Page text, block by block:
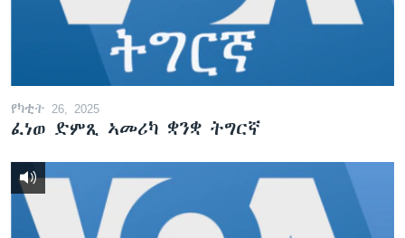
የካቲት 26, 2025
ፈነወ ድምጺ ኣመሪካ ቋንቋ ትግርኛ